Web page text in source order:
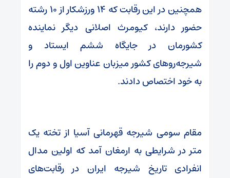
همچنین در این رقابت که ۱۴ ورزشکار از ۱۰ رشته
حضور دارند، کیومرث اصلانی دیگر نماینده
کشورمان در جایگاه ششم ایستاد و
شیرجه‌روهای کشور میزبان عناوین اول و دوم را
به خود اختصاص دادند.
مقام سومی شیرجه قهرمانی آسیا از تخته یک
متر در شرایطی به ارمغان آمد که اولین مدال
انفرادی تاریخ شیرجه‌ ایران در رقابت‌های